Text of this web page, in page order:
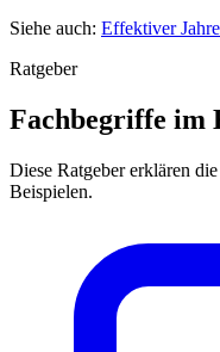
Siehe auch: Effektiver
Ratgeber
Fachbegriffe im
Diese Ratgeber erklären
Beispielen.